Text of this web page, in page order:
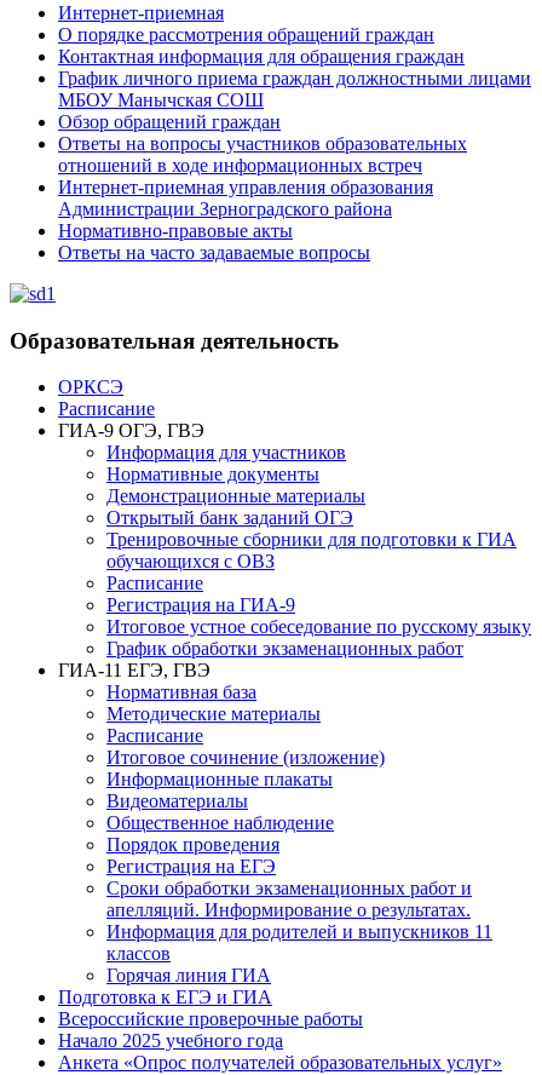
Интернет-приемная
О порядке рассмотрения обращений граждан
Контактная информация для обращения граждан
График личного приема граждан должностными лицами
МБОУ Манычская СОШ
Обзор обращений граждан
Ответы на вопросы участников образовательных
отношений в ходе информационных встреч
Интернет-приемная управления образования
Администрации Зерноградского района
Нормативно-правовые акты
Ответы на часто задаваемые вопросы
Образовательная деятельность
ОРКСЭ
Расписание
ГИА-9 ОГЭ, ГВЭ
Информация для участников
Нормативные документы
Демонстрационные материалы
Открытый банк заданий ОГЭ
Тренировочные сборники для подготовки к ГИА
обучающихся с ОВЗ
Расписание
Регистрация на ГИА-9
Итоговое устное собеседование по русскому языку
График обработки экзаменационных работ
ГИА-11 ЕГЭ, ГВЭ
Нормативная база
Методические материалы
Расписание
Итоговое сочинение (изложение)
Информационные плакаты
Видеоматериалы
Общественное наблюдение
Порядок проведения
Регистрация на ЕГЭ
Сроки обработки экзаменационных работ и
апелляций. Информирование о результатах.
Информация для родителей и выпускников 11
классов
Горячая линия ГИА
Подготовка к ЕГЭ и ГИА
Всероссийские проверочные работы
Начало 2025 учебного года
Анкета «Опрос получателей образовательных услуг»